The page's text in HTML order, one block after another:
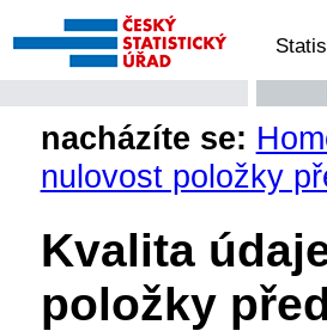
nacházíte se:
nulovost položky
Kvalita
položky